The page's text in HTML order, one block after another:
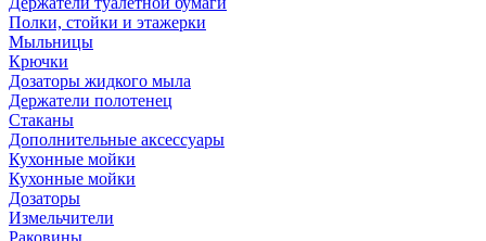
Полки, стойки и этажерки
Мыльницы
Крючки
Дозаторы жидкого мыла
Держатели полотенец
Стаканы
Дополнительные аксессуары
Кухонные мойки
Кухонные мойки
Дозаторы
Измельчители
Раковины